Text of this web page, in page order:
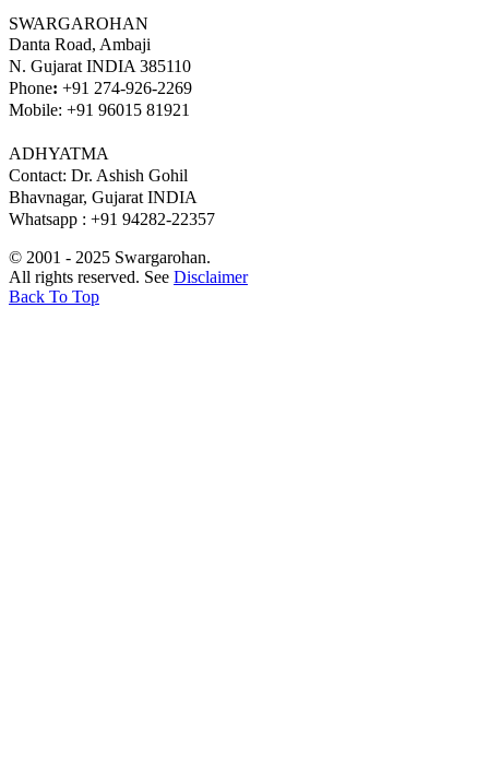
SWARGAROHAN
Danta Road, Ambaji
N. Gujarat INDIA 385110
Phone: +91 274-926-2269
Mobile: +91 96015 81921
ADHYATMA
Contact: Dr. Ashish Gohil
Bhavnagar, Gujarat INDIA
Whatsapp : +91 94282-22357
© 2001 - 2025 Swargarohan.
All rights reserved. See Disclaimer
Back To Top